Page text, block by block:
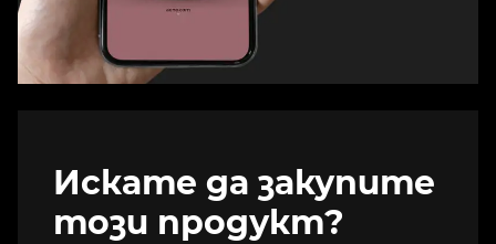
Искате да закупите
този продукт?